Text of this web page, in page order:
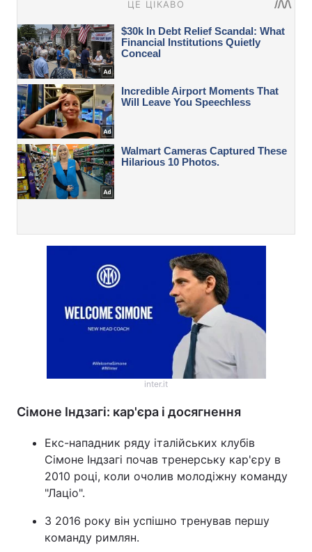
inter.it
Сімоне Індзагі: кар'єра і досягнення
Екс-нападник ряду італійських клубів
Сімоне Індзагі почав тренерську кар'єру в
2010 році, коли очолив молодіжну команду
"Лаціо".
З 2016 року він успішно тренував першу
команду римлян.